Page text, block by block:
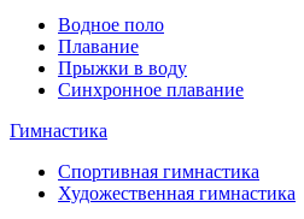
Водное поло
Плавание
Прыжки в воду
Синхронное плавание
Гимнастика
Спортивная гимнастика
Художественная гимнастика